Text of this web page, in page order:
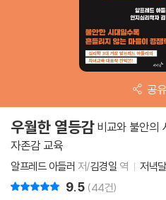
공
우월한 열등감 비교와 불안의
자존감 교육
알프레드 아들러 저/김경일 역 저녁달
9.5 (44건)